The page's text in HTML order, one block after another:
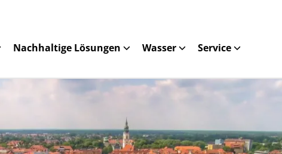
Nachhaltige Lösungen Wasser Service